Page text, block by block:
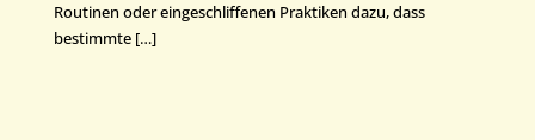
Routinen oder eingeschliffenen Praktiken dazu, dass
bestimmte […]